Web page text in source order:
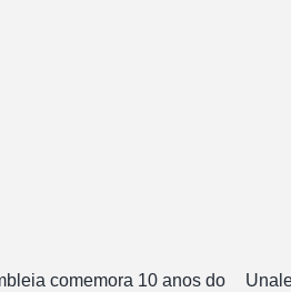
comemora 10 anos do